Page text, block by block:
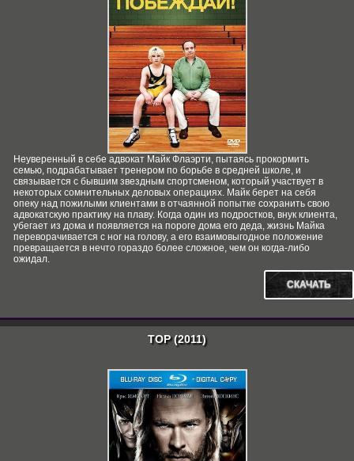
Неуверенный в себе адвокат Майк Флаэрти, пытаясь прокормить
семью, подрабатывает тренером по борьбе в средней школе, и
связывается с бывшим звездным спортсменом, который участвует в
некоторых сомнительных деловых операциях. Майк берет на себя
опеку над пожилыми клиентами в отчаянной попытке сохранить свою
адвокатскую практику на плаву. Когда один из подростков, внук клиента,
убегает из дома и появляется на пороге дома его деда, жизнь Майка
переворачивается с ног на голову, а его взаимовыгодное положение
превращается в нечто гораздо более сложное, чем он когда-либо
ожидал.
СКАЧАТЬ
ТОР (2011)